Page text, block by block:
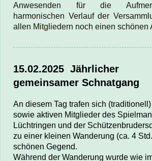
Anwesenden für die
harmonischen Verlauf der
allen Mitgliedern noch einen schönen
15.02.2025 Jährlicher
gemeinsamer Schnatgang
An diesem Tag trafen sich
sowie aktiven Mitglieder des
Lüchtringen und der
zu einer kleinen Wanderung (ca. 4
schönen Gegend.
Während der Wanderung wurde wie